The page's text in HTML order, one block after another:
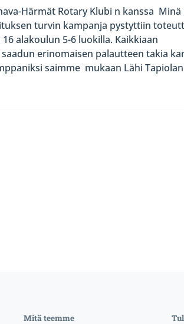
Härmät Rotary Klubi n kanssa Minä
turvin kampanja pystyttiin
alakoulun 5-6 luokilla. Kaikkiaan
erinomaisen palautteen takia
saimme mukaan Lähi Tapiolan
Mitä teemme